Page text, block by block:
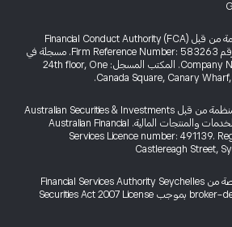
eToro (UK) Ltd مرخصة ومنظمة من قبل Financial Conduct Authority (FCA)
للخدمات المتعلقة بالاستثمار، برقم Firm Reference Number: 583263. مسجلة في
إنجلترا بموجب Company No. 07973792. المكتب المسجل: 24th floor, One
Canada Square, Canary
eToro AUS Capital Limited منظمة من قبل Australian Securities & Investments
Commission (ASIC) لتقديم الخدمات والمنتجات المالية. Australian Financial
Services Licence number: 491139.
Castlereagh Street,
eToro (Seychelles) Ltd. مرخصة من Financial Services Authority Seychelles
("FSAS") لتقديم خدمات broker-dealer بموجب Securities Act 2007 License